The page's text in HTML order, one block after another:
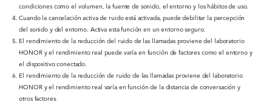
condiciones como el volumen, la fuente de sonido, el entorno y los hábitos de uso.
Cuando la cancelación activa de ruido está activada, puede debilitar la percepción
del sonido y del entorno. Activa esta función en un entorno seguro.
El rendimiento de la reducción del ruido de las llamadas proviene del laboratorio
HONOR y el rendimiento real puede varía en función de factores como el entorno y
el dispositivo conectado.
El rendimiento de la reducción de ruido de las llamadas proviene del laboratorio
HONOR y el rendimiento real varía en función de la distancia de conversación y
otros factores.